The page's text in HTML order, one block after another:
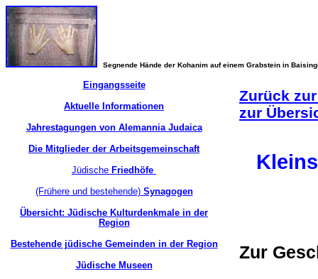
Segnende Hände der Kohanim auf einem Grabstein in
Eingangsseite
Aktuelle Informationen
Jahrestagungen von Alemannia Judaica
Die Mitglieder der Arbeitsgemeinschaft
Jüdische Friedhöfe
(Frühere und bestehende)Synagogen
Übersicht: Jüdische Kulturdenkmale in der
Region
Bestehende jüdische Gemeinden in der Region
Jüdische Museen
Zurück
zur
Zur